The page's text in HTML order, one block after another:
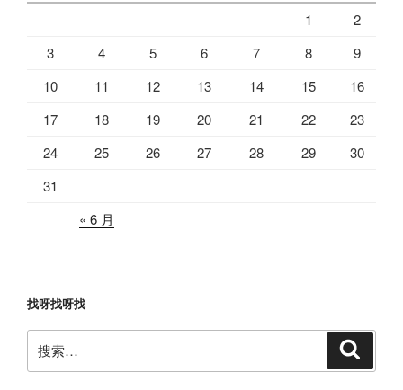
1
2
3
4 5 6 7 8
9
10
11 12 13 14 15
16
17
18 19 20 21 22
23
24
25 26 27 28 29
30
31
« 6 月
找呀找呀找
索：